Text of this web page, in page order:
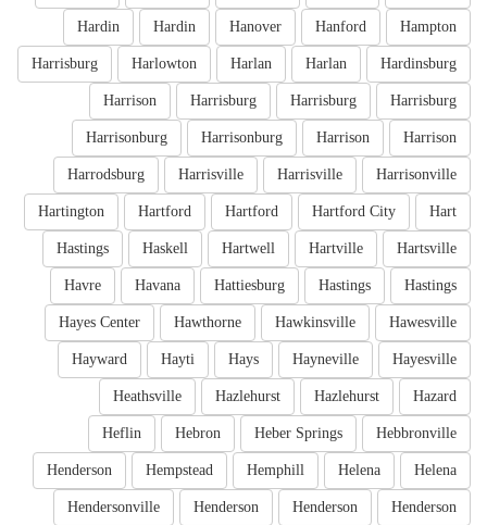
Hampton
Hanford
Hanover
Hardin
Hardin
Hardinsburg
Harlan
Harlan
Harlowton
Harrisburg
Harrisburg
Harrisburg
Harrisburg
Harrison
Harrison
Harrison
Harrisonburg
Harrisonburg
Harrisonville
Harrisville
Harrisville
Harrodsburg
Hart
Hartford City
Hartford
Hartford
Hartington
Hartsville
Hartville
Hartwell
Haskell
Hastings
Hastings
Hastings
Hattiesburg
Havana
Havre
Hawesville
Hawkinsville
Hawthorne
Hayes Center
Hayesville
Hayneville
Hays
Hayti
Hayward
Hazard
Hazlehurst
Hazlehurst
Heathsville
Hebbronville
Heber Springs
Hebron
Heflin
Helena
Helena
Hemphill
Hempstead
Henderson
Henderson
Henderson
Henderson
Hendersonville